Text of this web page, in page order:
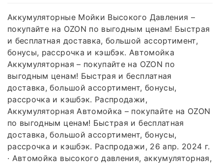
Аккумуляторные Мойки Высокого Давления –
покупайте на OZON по выгодным ценам! Быстрая
и бесплатная доставка, большой ассортимент,
бонусы, рассрочка и кэшбэк. Автомойка
Аккумуляторная – покупайте на OZON по
выгодным ценам! Быстрая и бесплатная
доставка, большой ассортимент, бонусы,
рассрочка и кэшбэк. Распродажи,
Аккумуляторная Автомойка – покупайте на OZON
по выгодным ценам! Быстрая и бесплатная
доставка, большой ассортимент, бонусы,
рассрочка и кэшбэк. Распродажи, 26 апр. 2024 г.
· Автомойка высокого давления, аккумуляторная,